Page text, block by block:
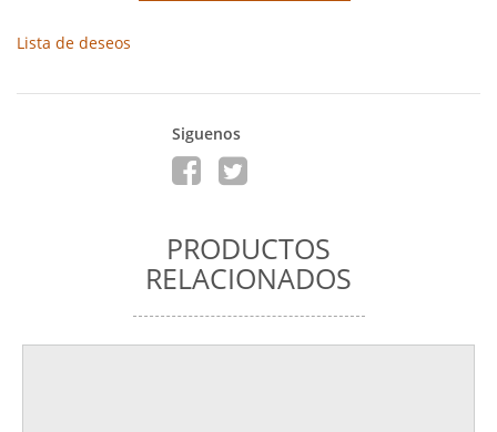
Lista de deseos
Siguenos
PRODUCTOS
RELACIONADOS